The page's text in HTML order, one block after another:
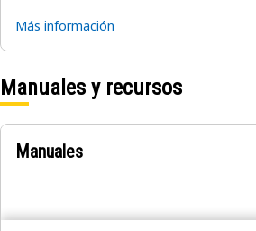
Más información
Manuales y recursos
Manuales